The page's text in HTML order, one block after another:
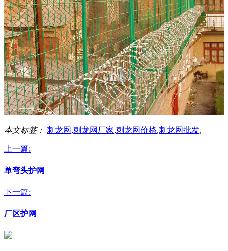
本文标签： 刺龙网 ,刺龙网厂家,刺龙网价格,刺龙网批发,
上一篇:
单弯头护网
下一篇:
厂区护网